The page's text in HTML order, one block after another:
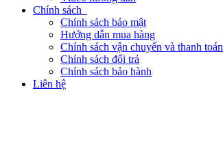
Chính sách
Chính sách bảo mật
Hướng dẫn mua hàng
Chính sách vận chuyển và thanh toán
Chính sách đổi trả
Chính sách bảo hành
Liên hệ